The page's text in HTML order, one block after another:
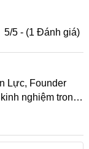
5/5 - (1 Đánh giá)
Lực, Founder
nghiệm trong
SEO và chia sẻ